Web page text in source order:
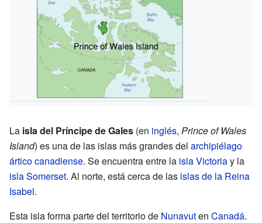
La isla del Príncipe de Gales (en inglés, Prince of Wales
Island) es una de las islas más grandes del archipiélago
ártico canadiense. Se encuentra entre la isla Victoriay la
isla Somerset. Al norte, está cerca de las islas de la Reina
Isabel.
Esta isla forma parte del territorio de Nunavuten Canadá.